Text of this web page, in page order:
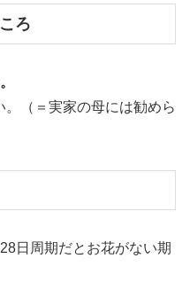
ろ
。（＝実家の母には勧めら
日周期だとお花がない期